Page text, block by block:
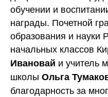
обучении и
награды. Почетной
образования и науки
начальных классов
Ивановай и учитель
школы Ольга
благодарность за